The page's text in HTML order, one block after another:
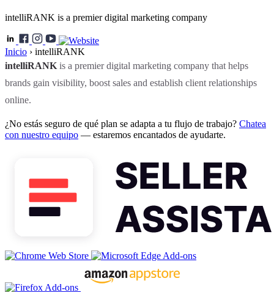
intelliRANK is a premier digital marketing company
Inicio › intelliRANK
intelliRANK is a premier digital marketing company that helps
brands gain visibility, boost sales and establish client relationships
online.
¿No estás seguro de qué plan se adapta a tu flujo de trabajo? Chatea
con nuestro equipo — estaremos encantados de ayudarte.